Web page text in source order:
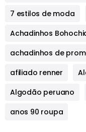
7 estilos de moda
Achadinhos
achadinhos de
afiliado renner
Algodão peruano
anos 90 roupa